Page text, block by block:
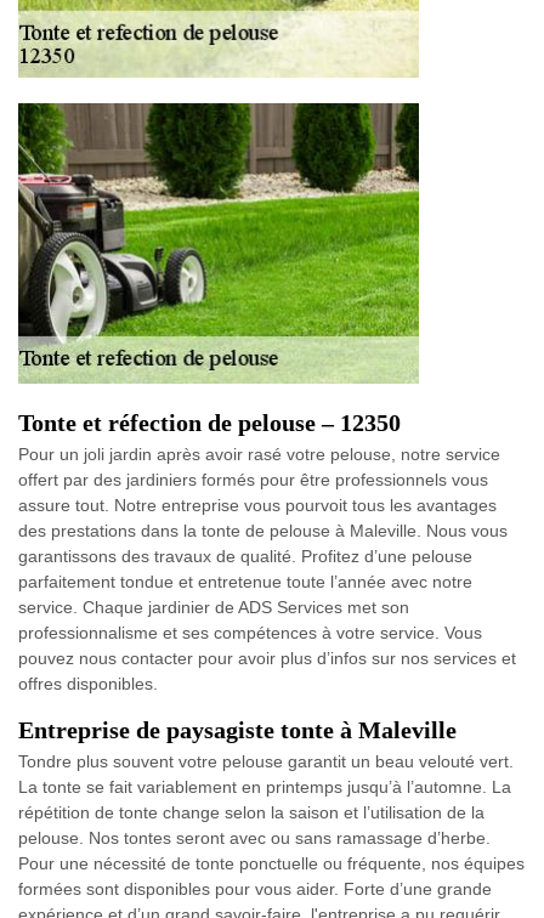
Tonte et réfection de pelouse – 12350
Pour un joli jardin après avoir rasé votre pelouse, notre service
offert par des jardiniers formés pour être professionnels vous
assure tout. Notre entreprise vous pourvoit tous les avantages
des prestations dans la tonte de pelouse à Maleville. Nous vous
garantissons des travaux de qualité. Profitez d’une pelouse
parfaitement tondue et entretenue toute l’année avec notre
service. Chaque jardinier de ADS Services met son
professionnalisme et ses compétences à votre service. Vous
pouvez nous contacter pour avoir plus d’infos sur nos services et
offres disponibles.
Entreprise de paysagiste tonte à Maleville
Tondre plus souvent votre pelouse garantit un beau velouté vert.
La tonte se fait variablement en printemps jusqu’à l’automne. La
répétition de tonte change selon la saison et l’utilisation de la
pelouse. Nos tontes seront avec ou sans ramassage d’herbe.
Pour une nécessité de tonte ponctuelle ou fréquente, nos équipes
formées sont disponibles pour vous aider. Forte d’une grande